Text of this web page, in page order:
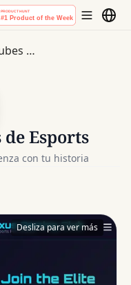
Centro de Clubes de Esports
Esports
con tu historia
Desliza para ver más